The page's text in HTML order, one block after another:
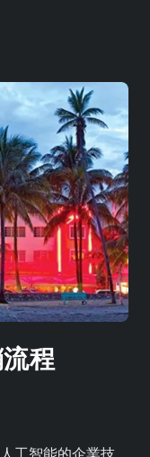
程